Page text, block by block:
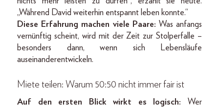
„Während David weiterhin entspannt leben konnte.“
Diese Erfahrung machen viele Paare: Was anfangs
vernünftig scheint, wird mit der Zeit zur Stolperfalle –
besonders dann, wenn sich Lebensläufe
auseinanderentwickeln.
Miete teilen: Warum 50:50 nicht immer fair ist
Auf den ersten Blick wirkt es logisch: Wer